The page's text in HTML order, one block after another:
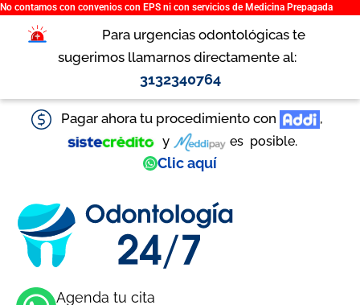
Ir
contenido
No contamos con convenios con EPS ni con servicios de Medicina Prepagada
Para urgencias odontológicas te
sugerimos llamarnos directamente al:
3132340764
Pagar ahora tu procedimiento con
,
y
es posible.
Clic aquí
Agenda tu cita